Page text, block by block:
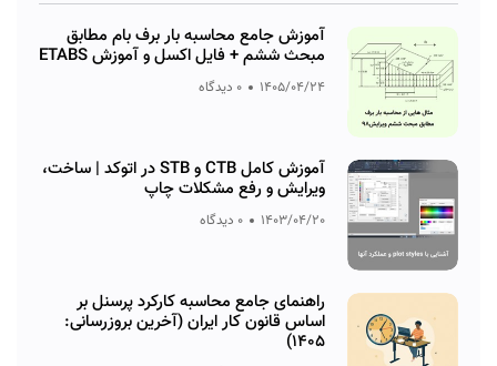
آموزش جامع محاسبه بار برف بام مطابق
مبحث ششم + فایل اکسل و آموزش ETABS
1405/04/24 0 دیدگاه
آموزش کامل CTB و STB در اتوکد | ساخت،
ویرایش و رفع مشکلات چاپ
1403/04/20 0 دیدگاه
راهنمای جامع محاسبه کارکرد پرسنل بر
اساس قانون کار ایران (آخرین بروزرسانی:
۱۴۰۵)